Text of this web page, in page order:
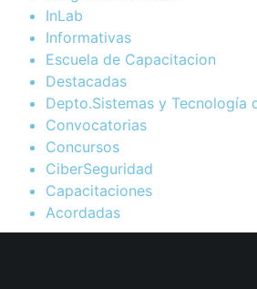
InLab
Informativas
Escuela de Capacitacion
Destacadas
Depto.Sistemas y Tecnología
Convocatorias
Concursos
CiberSeguridad
Capacitaciones
Acordadas